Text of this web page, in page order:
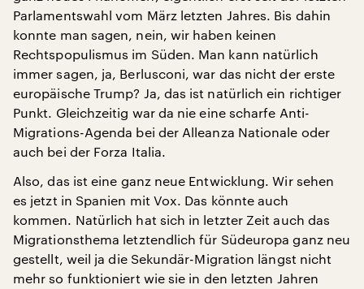
Parlamentswahl vom März letzten Jahres. Bis dahin
konnte man sagen, nein, wir haben keinen
Rechtspopulismus im Süden. Man kann natürlich
immer sagen, ja, Berlusconi, war das nicht der erste
europäische Trump? Ja, das ist natürlich ein richtiger
Punkt. Gleichzeitig war da nie eine scharfe Anti-
Migrations-Agenda bei der Alleanza Nationale oder
auch bei der Forza Italia.
Also, das ist eine ganz neue Entwicklung. Wir sehen
es jetzt in Spanien mit Vox. Das könnte auch
kommen. Natürlich hat sich in letzter Zeit auch das
Migrationsthema letztendlich für Südeuropa ganz neu
gestellt, weil ja die Sekundär-Migration längst nicht
mehr so funktioniert wie sie in den letzten Jahren